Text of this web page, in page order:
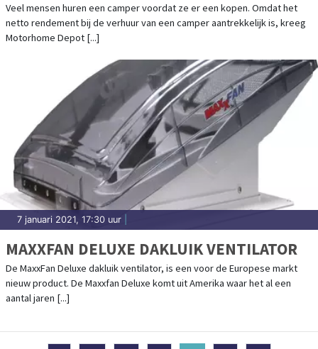
Veel mensen huren een camper voordat ze er een kopen. Omdat het
netto rendement bij de verhuur van een camper aantrekkelijk is, kreeg
Motorhome Depot [...]
7 januari 2021, 17:30 uur
MAXXFAN DELUXE DAKLUIK VENTILATOR
De MaxxFan Deluxe dakluik ventilator, is een voor de Europese markt
nieuw product. De Maxxfan Deluxe komt uit Amerika waar het al een
aantal jaren [...]